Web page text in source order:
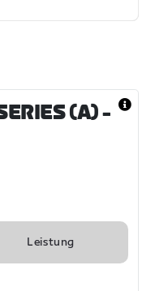
(A)-
Leistung